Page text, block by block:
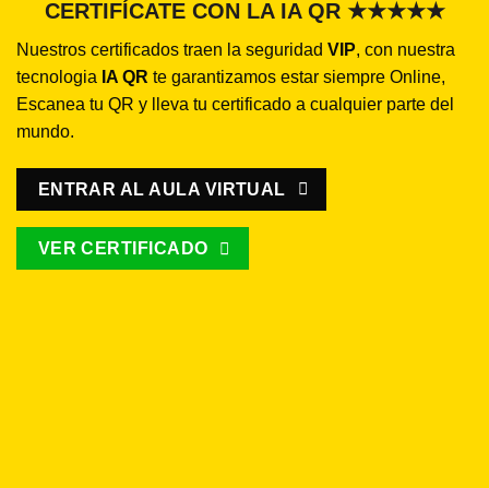
CERTIFÍCATE CON LA IA QR ★★★★★
Nuestros certificados traen la seguridad VIP, con nuestra
tecnologia IA QR te garantizamos estar siempre Online,
Escanea tu QR y lleva tu certificado a cualquier parte del
mundo.
ENTRAR AL AULA VIRTUAL
VER CERTIFICADO